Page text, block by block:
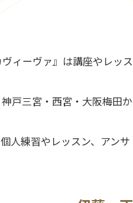
ィーヴァ』は講座やレッス
戸三宮・西宮・大阪梅田か
人練習やレッスン、アンサ